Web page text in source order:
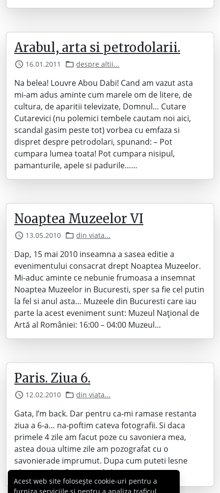
Arabul, arta si petrodolarii.
16.01.2011 despre altii...
Na belea! Louvre Abou Dabi! Cand am vazut asta
mi-am adus aminte cum marele om de litere, de
cultura, de aparitii televizate, Domnul… Cutare
Cutarevici (nu polemici tembele cautam noi aici,
scandal gasim peste tot) vorbea cu emfaza si
dispret despre petrodolari, spunand: – Pot
cumpara lumea toata! Pot cumpara nisipul,
pamanturile, apele si padurile……
Noaptea Muzeelor VI
13.05.2010 din viata...
Dap, 15 mai 2010 inseamna a sasea editie a
evenimentului consacrat drept Noaptea Muzeelor.
Mi-aduc aminte ce nebunie frumoasa a insemnat
Noaptea Muzeelor in Bucuresti, sper sa fie cel putin
la fel si anul asta… Muzeele din Bucuresti care iau
parte la acest eveniment sunt: Muzeul Naţional de
Artă al României: 16:00 – 04:00 Muzeul…
Paris. Ziua 6.
12.02.2010 din viata...
Gata, I’m back. Dar pentru ca-mi ramase restanta
ziua a 6-a… na-poftim cateva fotografii. Si daca
primele 4 zile am facut poze cu savoniera mea,
astea doua ultime zile am pozografat cu o
savonierade imprumut. Dupa cum puteti lesne
observa, this Canon sucks!
Acest web site folosește cookie-uri pentru a